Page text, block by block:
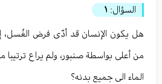
السؤال: ١
هل يكون الإنسان قد أدّى فرض الغُسل،
من أعلى بواسطة صنبور، ولم يراع
الماء الى جميع بدنه؟